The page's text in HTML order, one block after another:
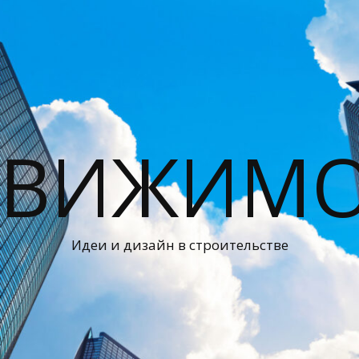
Идеи и дизайн в строительстве